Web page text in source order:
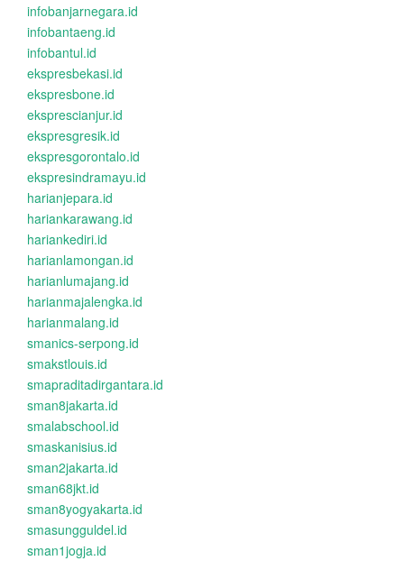
infobanjarnegara.id
infobantaeng.id
infobantul.id
ekspresbekasi.id
ekspresbone.id
eksprescianjur.id
ekspresgresik.id
ekspresgorontalo.id
ekspresindramayu.id
harianjepara.id
hariankarawang.id
hariankediri.id
harianlamongan.id
harianlumajang.id
harianmajalengka.id
harianmalang.id
smanics-serpong.id
smakstlouis.id
smapraditadirgantara.id
sman8jakarta.id
smalabschool.id
smaskanisius.id
sman2jakarta.id
sman68jkt.id
sman8yogyakarta.id
smasungguldel.id
sman1jogja.id